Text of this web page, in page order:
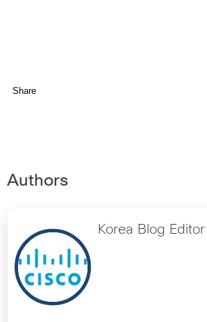
Share
Authors
Korea Blog Editor